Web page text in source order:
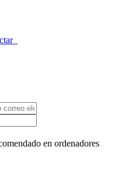
en ordenadores